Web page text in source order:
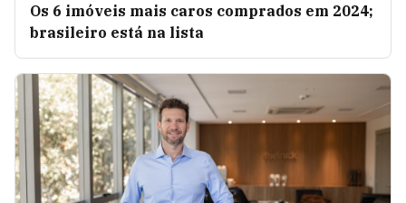
Os 6 imóveis mais caros comprados em 2024;
brasileiro está na lista